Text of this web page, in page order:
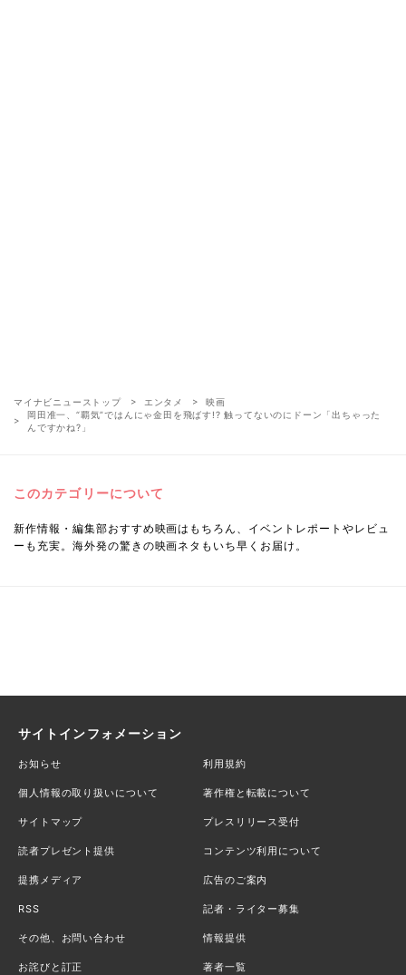
マイナビニューストップ エンタメ
映画
岡田准一、“覇気”ではんにゃ金田を飛ばす!? 触ってないのにドーン「出ちゃった
んですかね?」
このカテゴリーについて
新作情報・編集部おすすめ映画はもちろん、イベントレポートやレビュ
ーも充実。海外発の驚きの映画ネタもいち早くお届け。
サイトインフォメーション
お知らせ 利用規約
個人情報の取り扱いについて 著作権と転載について
サイトマップ プレスリリース受付
読者プレゼント提供 コンテンツ利用について
提携メディア 広告のご案内
RSS 記者・ライター募集
その他、お問い合わせ 情報提供
お詫びと訂正 著者一覧